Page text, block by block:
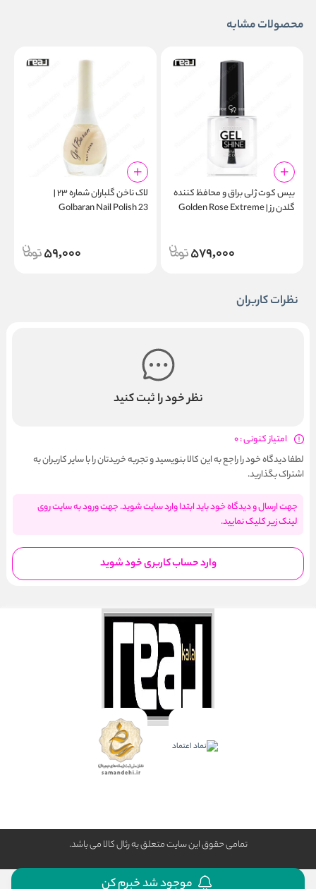
محصولات مشابه
بیس‌ کوت ژلی براق و محافظ کننده
گلدن رز | Golden Rose Extreme
579,000
لاک ناخن گلباران شماره ۲۳ |
Golbaran Nail Polish 23
59,000
نظرات کاربران
نظر خود را ثبت کنید
امتیاز کنونی : 0
لطفا دیدگاه خود را راجع به این کالا بنویسید و تجربه خریدتان را با سایر کاربران به
اشتراک بگذارید.
جهت ارسال و دیدگاه خود باید ابتدا وارد سایت شوید. جهت ورود به سایت روی
لینک زیر کلیک نمایید.
وارد حساب کاربری خود شوید
تمامی حقوق این سایت متعلق به رئال كالا می باشد.